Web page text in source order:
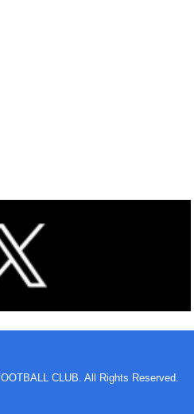
CLUB. All Rights Reserved.